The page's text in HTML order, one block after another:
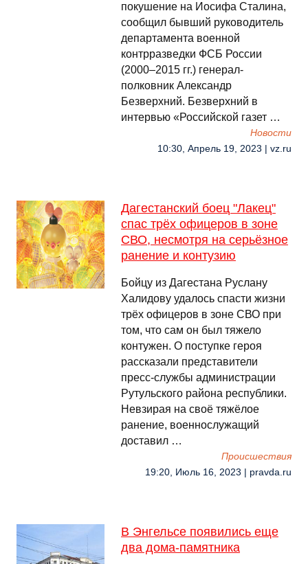
покушение на Иосифа Сталина,
сообщил бывший руководитель
департамента военной
контрразведки ФСБ России
(2000–2015 гг.) генерал-
полковник Александр
Безверхний. Безверхний в
интервью «Российской газет …
Новости
10:30, Апрель 19, 2023 | vz.ru
Дагестанский боец "Лакец"
спас трёх офицеров в зоне
СВО, несмотря на серьёзное
ранение и контузию
Бойцу из Дагестана Руслану
Халидову удалось спасти жизни
трёх офицеров в зоне СВО при
том, что сам он был тяжело
контужен. О поступке героя
рассказали представители
пресс-службы администрации
Рутульского района республики.
Невзирая на своё тяжёлое
ранение, военнослужащий
доставил …
Происшествия
19:20, Июль 16, 2023 | pravda.ru
В Энгельсе появились еще
два дома-памятника